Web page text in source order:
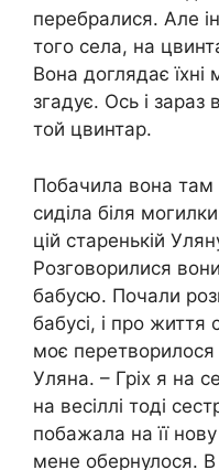
перебралися. Але
того села, на
Вона доглядає
згадує. Ось і зараз
той цвинтар.
Побачила вона
сиділа біля
цій старенькій
Розговорилися
бабусю. Почали
бабусі, і про
моє
Уляна. – Гріх я на
на весіллі тоді
побажала на її
мене обернулося.